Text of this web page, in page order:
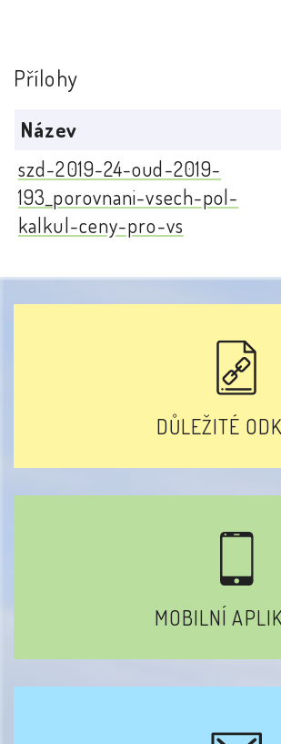
Přílohy
Název
szd-2019-24-oud-2019-
193_porovnani-vsech-pol-
kalkul-ceny-pro-vs
DŮLEŽITÉ
MOBILNÍ